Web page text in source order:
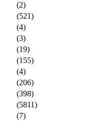
(2)
(521)
(4)
(3)
(19)
(155)
(4)
(206)
(398)
(5811)
(7)